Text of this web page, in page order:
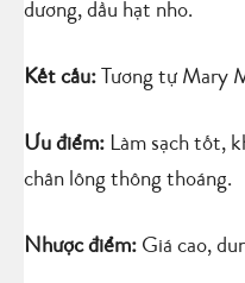
dương, dầu hạt nho.
Kết cấu: Tương tự Mary
Ưu điểm: Làm sạch tốt,
chân lông thông thoáng.
Nhược điểm: Giá cao,